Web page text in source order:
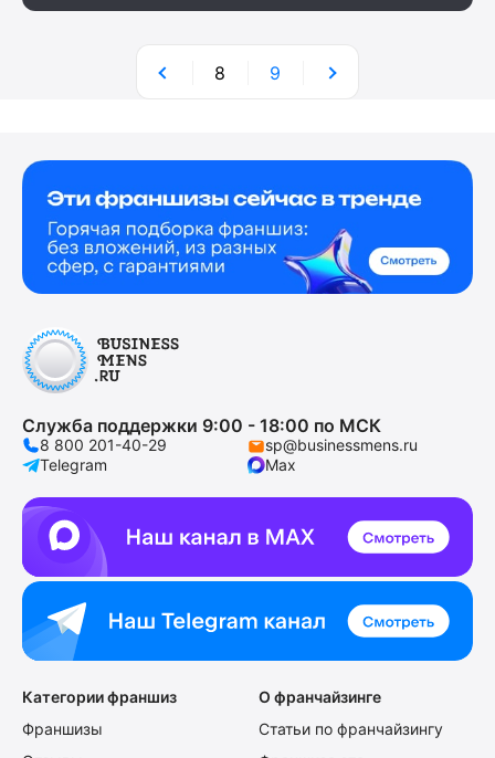
8 9
Служба поддержки 9:00 - 18:00 по МСК
8 800 201-40-29
sp@businessmens.ru
Telegram
Max
Категории франшиз
Франшизы
О франчайзинге
Статьи по франчайзингу